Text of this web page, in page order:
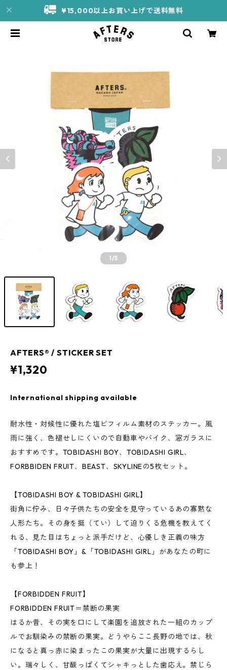
¥15,000以上お買い上げで送料無料
1/5
AFTERS®︎ / STICKER SET
¥1,320
International shipping available
耐水性・対候性に優れた塩ビフィルム素材のステッカー。風
雨に強く、色褪せしにくいので自動車やバイク、窓ガラスに
おすすめです。TOBIDASHI BOY、TOBIDASHI GIRL、
FORBBIDEN FRUIT、BEAST、SKYLINEの5枚セット。
【TOBIDASHI BOY & TOBIDASHI GIRL】
街角に佇み、日々子供たちの安全を見守っているあの寡黙な
人形たち。その身を挺（てい）して迫りくる危機を教えてく
れる、見た目はちょっと派手だけど、心優しき正義の味方
「TOBIDASHI BOY」&「TOBIDASHI GIRL」があなたの町に
も参上！
【FORBIDDEN FRUIT】
FORBIDDEN FRUIT＝禁断の果実
はるか昔、その実を口にして楽園を追放された一組のカップ
ルでお馴染みの禁断の果実。どうやらここ長野の地では、秋
になると真っ赤に染まったこの果実が大量に出現するらし
い。瑞々しく、甘酸っぱくてシャキっとした歯応え。禁じら